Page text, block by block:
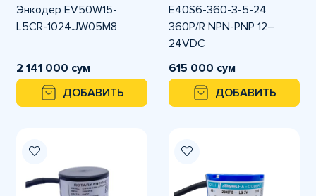
Энкодер EV50W15-
L5CR-1024.JW05M8
2 141 000 сум
ДОБАВИТЬ
E40S6-360-3-5-24
360P/R NPN-PNP 12–
24VDC
Инкрементальный
энкодер Autonics
615 000 сум
ДОБАВИТЬ